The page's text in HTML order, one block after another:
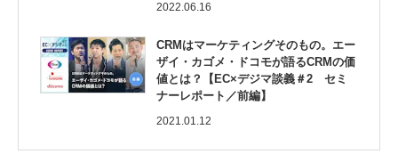
2022.06.16
CRMはマーケティングそのもの。エー
ザイ・カゴメ・ドコモが語るCRMの価
値とは？【EC×デジマ談義＃2 セミ
ナーレポート／前編】
2021.01.12